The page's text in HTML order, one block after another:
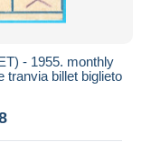
- 1955. monthly
tranvia billet biglieto